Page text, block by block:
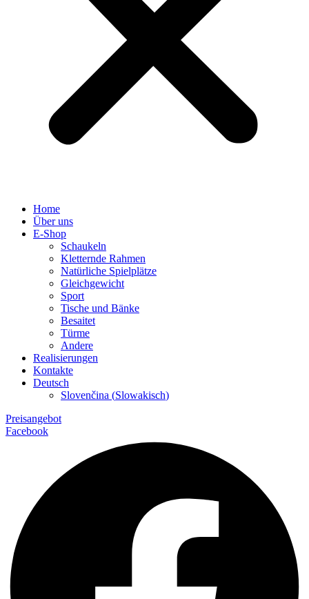
Home
Über uns
E-Shop
Schaukeln
Kletternde Rahmen
Natürliche Spielplätze
Gleichgewicht
Sport
Tische und Bänke
Besaitet
Türme
Andere
Realisierungen
Kontakte
Deutsch
Slovenčina (Slowakisch)
Preisangebot
Facebook